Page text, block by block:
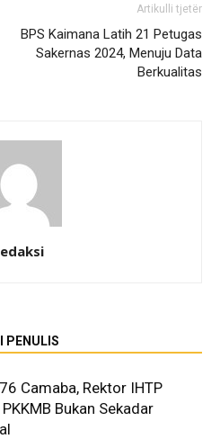
Artikulli tjetër
BPS Kaimana Latih 21 Petugas
Sakernas 2024, Menuju Data
Berkualitas
PENULIS
Camaba, Rektor IHTP
Bukan Sekadar